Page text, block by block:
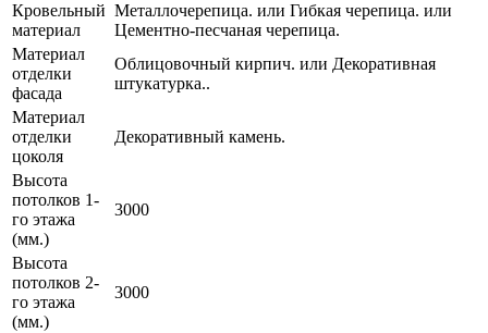
Кровельный
материал
Металлочерепица. или Гибкая черепица. или
Цементно-песчаная черепица.
Материал
отделки
фасада
Облицовочный кирпич. или Декоративная
штукатурка..
Материал
отделки
цоколя
Декоративный камень.
Высота
потолков 1-
го этажа
(мм.)
3000
Высота
потолков 2-
го этажа
(мм.)
3000